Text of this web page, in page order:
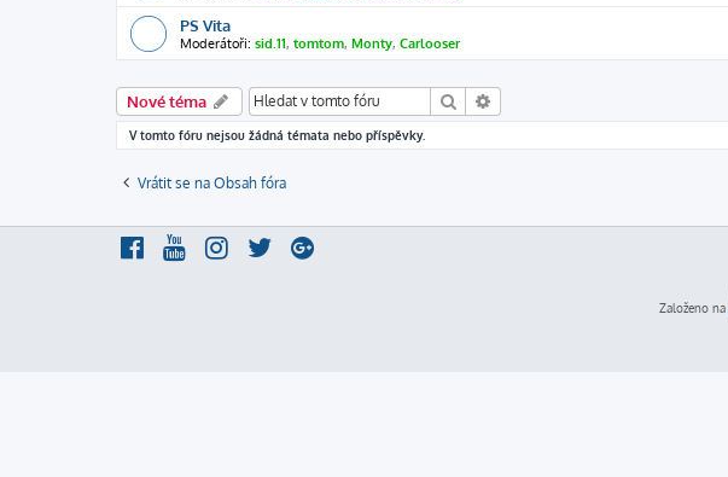
PS Vita
Moderátoři: sid.11, tomtom, Monty, Carlooser
Nové téma Hledat
V tomto fóru nejsou žádná témata nebo příspěvky.
Vrátit se na Obsah fóra
Založeno na